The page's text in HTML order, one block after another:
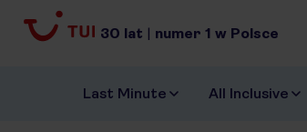
30 lat | numer 1 w Polsce
Last Minute All Inclusive